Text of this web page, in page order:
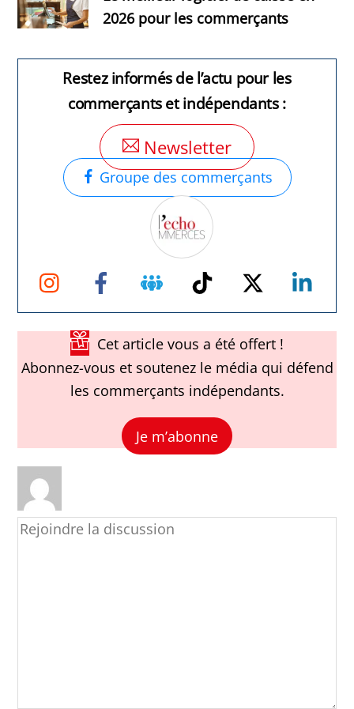
2026 pour les commerçants
Restez informés de l’actu pour les
commerçants et indépendants :
Newsletter
Groupe des commerçants
Instagram Facebook Groupe
Facebook
TikTok Twitter
Cet article vous a été offert !
Abonnez-vous et soutenez le média qui défend
les commerçants indépendants.
Je m’abonne